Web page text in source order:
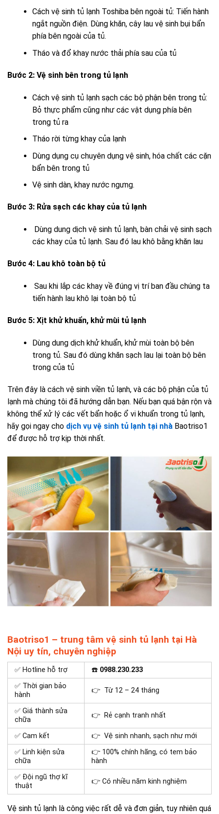
Cách vệ sinh tủ lạnh Toshiba bên ngoài tủ: Tiến hành
ngắt nguồn điện. Dùng khăn, cây lau vệ sinh bụi bẩn
phía bên ngoài của tủ.
Tháo và đổ khay nước thải phía sau của tủ
Bước 2: Vệ sinh bên trong tủ lạnh
Cách vệ sinh tủ lạnh sạch các bộ phận bên trong tủ:
Bỏ thực phẩm cũng như các vật dụng phía bên
trong tủ ra
Tháo rời từng khay của lạnh
Dùng dụng cụ chuyên dụng vệ sinh, hóa chất các cặn
bẩn bên trong tủ
Vệ sinh dàn, khay nước ngưng.
Bước 3: Rửa sạch các khay của tủ lạnh
Dùng dung dịch vệ sinh tủ lạnh, bàn chải vệ sinh sạch
các khay của tủ lạnh. Sau đó lau khô bằng khăn lau
Bước 4: Lau khô toàn bộ tủ
Sau khi lắp các khay về đúng vị trí ban đầu chúng ta
tiến hành lau khô lại toàn bộ tủ
Bước 5: Xịt khử khuẩn, khử mùi tủ lạnh
Dùng dung dịch khử khuẩn, khử mùi toàn bộ bên
trong tủ. Sau đó dùng khăn sạch lau lại toàn bộ bên
trong của tủ
Trên đây là cách vệ sinh viền tủ lạnh, và các bộ phận của tủ
lạnh mà chúng tôi đã hướng dẫn bạn. Nếu bạn quá bận rộn và
không thể xử lý các vết bẩn hoặc ổ vi khuẩn trong tủ lạnh,
hãy gọi ngay cho dịch vụ vệ sinh tủ lạnh tại nhà Baotriso1
để được hỗ trợ kịp thời nhất.
Baotriso1 – trung tâm vệ sinh tủ lạnh tại Hà
Nội uy tín, chuyên nghiệp
✅ Hotline hỗ trợ ☎️ 0988.230.233
✅ Thời gian bảo
hành
👉 Từ 12 – 24 tháng
✅ Giá thành sửa
chữa
👉 Rẻ cạnh tranh nhất
✅ Cam kết
👉 Vệ sinh nhanh, sạch như mới
✅ Linh kiện sửa
chữa
👉 100% chính hãng, có tem bảo
hành
✅ Đội ngũ thợ kĩ
thuật
👉 Có nhiều năm kinh nghiệm
Vệ sinh tủ lạnh là công việc rất dễ và đơn giản, tuy nhiên quá